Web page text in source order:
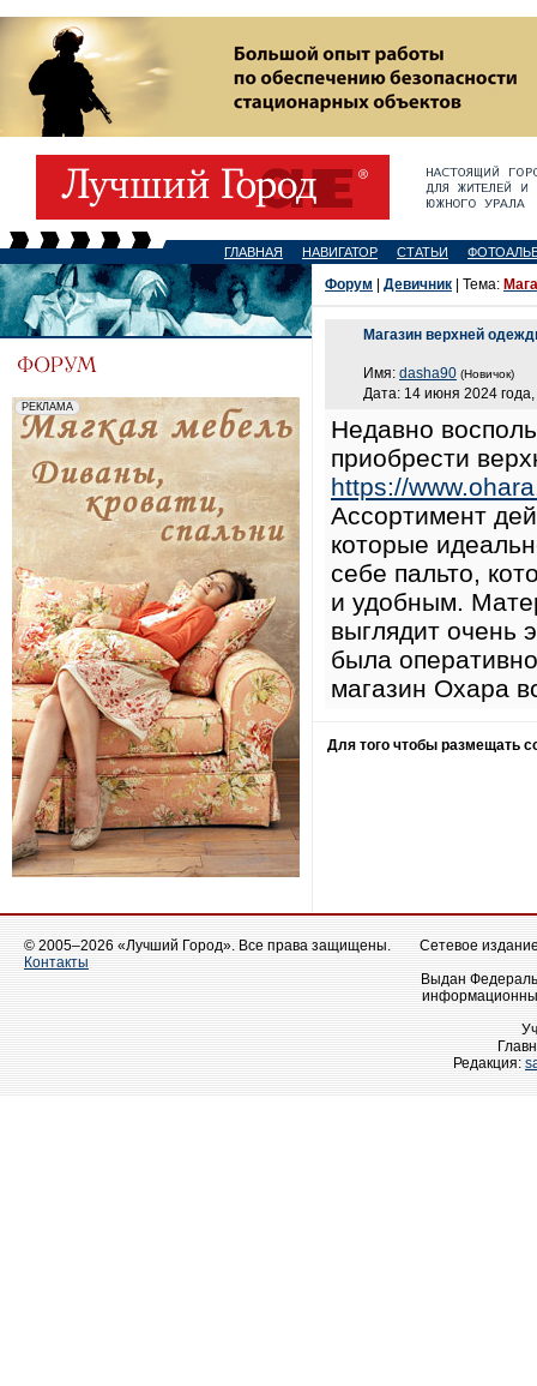
ГЛАВНАЯ НАВИГАТОР СТАТЬИ
Форум Девичник | Тема:
Магазин верхней
Имя: dasha90 (Новичок)
Дата: 14 июня 2024
Недавно
приобрести
https://
Ассортимент
которые
себе пальто,
и удобным.
выглядит очень
была
магазин Охара
Для того чтобы размещать
© 2005–2026 «Лучший Город». Все права защищены.
Контакты
Сетевое
Выдан
Редакция: